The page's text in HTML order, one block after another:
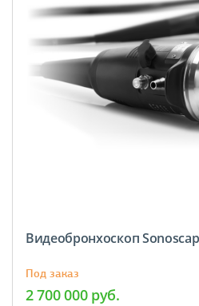
Видеобронхоскоп
Под заказ
2 700 000 руб.